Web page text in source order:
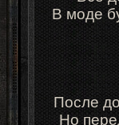
В моде
После
Но